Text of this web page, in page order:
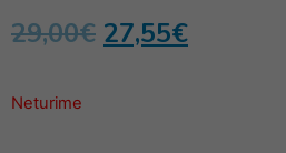
29,00€ 27,55€
Neturime